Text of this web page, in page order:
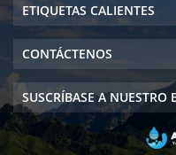
ETIQUETAS CALIENTES
CONTÁCTENOS
SUSCRÍBASE A NUESTRO